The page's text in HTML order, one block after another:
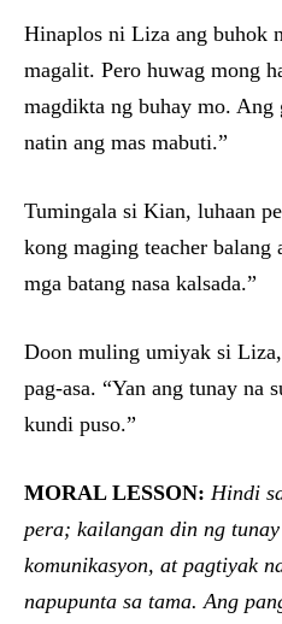
Hinaplos ni Liza ang buhok
magalit. Pero huwag mong
magdikta ng buhay mo.
natin ang mas mabuti.”
Tumingala si Kian, luhaan
kong maging teacher balang
mga batang nasa kalsada.”
Doon muling umiyak si
pag-asa. “Yan ang tunay
kundi puso.”
MORAL LESSON: Hindi
pera; kailangan din ng
komunikasyon, at pagtiyak
napupunta sa tama. Ang